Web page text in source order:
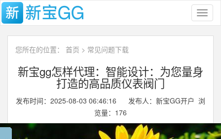
您所在的位置： 首页 > 常见问题下载
新宝gg怎样代理：智能设计：为您量身
打造的高品质仪表阀门
发布时间：2025-08-03 06:46:16 发布人：新宝GG开户 浏
览量： 176